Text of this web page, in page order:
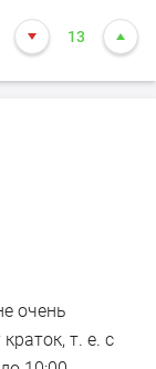
13
очень
т. е. с